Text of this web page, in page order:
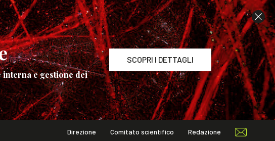
e gestione dei
SCOPRI I DETTAGLI
Direzione Comitato scientifico Redazione